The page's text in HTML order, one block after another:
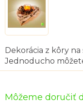
Môžeme doručiť
Dekorácia z kôry
Jednoducho